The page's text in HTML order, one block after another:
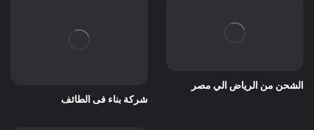
الشحن من الرياض الي مصر
شركة بناء فى الطائف